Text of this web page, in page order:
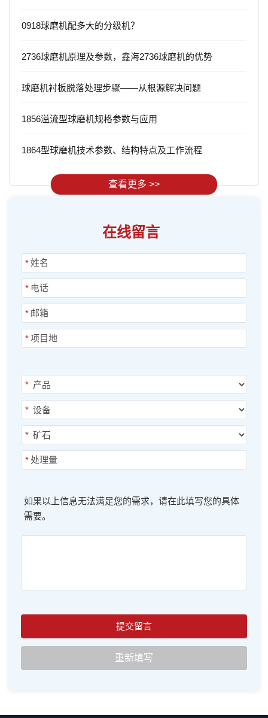
0918球磨机配多大的分级机？
2736球磨机原理及参数，鑫海2736球磨机的优势
球磨机衬板脱落处理步骤——从根源解决问题
1856溢流型球磨机规格参数与应用
1864型球磨机技术参数、结构特点及工作流程
查看更多 >>
在线留言
*
*
*
*
*
*
*
*
如果以上信息无法满足您的需求，请在此填写您的具体
需要。